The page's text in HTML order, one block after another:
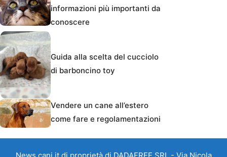
informazioni più importanti da
conoscere
Guida alla scelta del cucciolo
di barboncino toy
Vendere un cane all’estero
come fare e regolamentazioni